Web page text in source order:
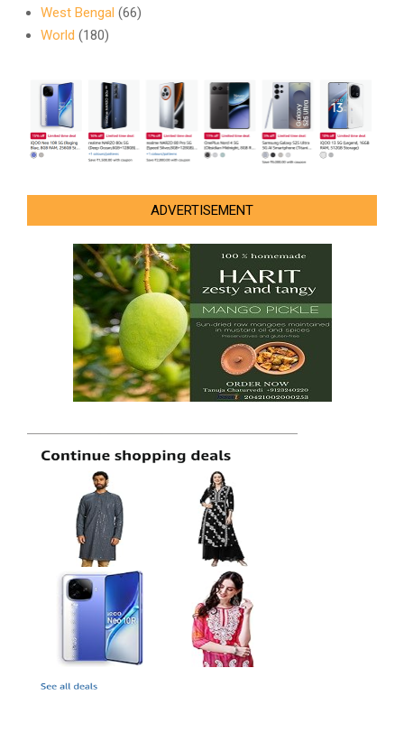
West Bengal (66)
World (180)
ADVERTISEMENT